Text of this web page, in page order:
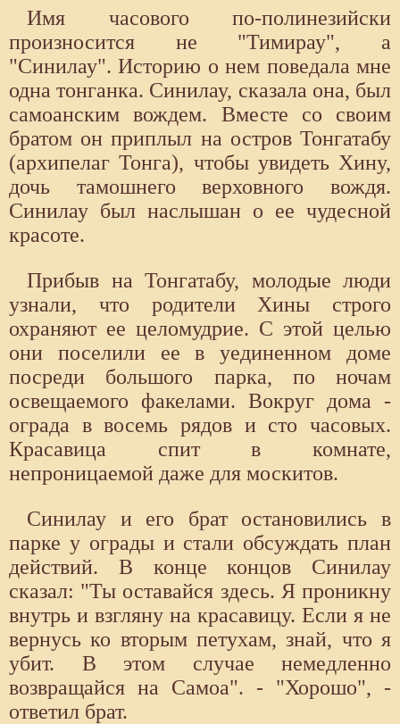
Имя часового по-полинезийски
произносится не "Тимирау", а
"Синилау". Историю о нем поведала мне
одна тонганка. Синилау, сказала она, был
самоанским вождем. Вместе со своим
братом он приплыл на остров Тонгатабу
(архипелаг Тонга), чтобы увидеть Хину,
дочь тамошнего верховного вождя.
Синилау был наслышан о ее чудесной
красоте.
Прибыв на Тонгатабу, молодые люди
узнали, что родители Хины строго
охраняют ее целомудрие. С этой целью
они поселили ее в уединенном доме
посреди большого парка, по ночам
освещаемого факелами. Вокруг дома -
ограда в восемь рядов и сто часовых.
Красавица спит в комнате,
непроницаемой даже для москитов.
Синилау и его брат остановились в
парке у ограды и стали обсуждать план
действий. В конце концов Синилау
сказал: "Ты оставайся здесь. Я проникну
внутрь и взгляну на красавицу. Если я не
вернусь ко вторым петухам, знай, что я
убит. В этом случае немедленно
возвращайся на Самоа". - "Хорошо", -
ответил брат.